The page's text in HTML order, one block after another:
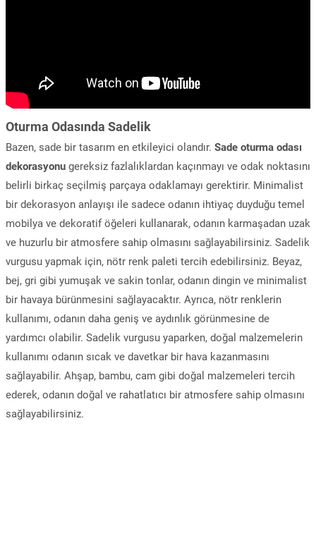
Oturma Odasında Sadelik
Bazen, sade bir tasarım en etkileyici olandır. Sade oturma odası
dekorasyonu gereksiz fazlalıklardan kaçınmayı ve odak noktasını
belirli birkaç seçilmiş parçaya odaklamayı gerektirir. Minimalist
bir dekorasyon anlayışı ile sadece odanın ihtiyaç duyduğu temel
mobilya ve dekoratif öğeleri kullanarak, odanın karmaşadan uzak
ve huzurlu bir atmosfere sahip olmasını sağlayabilirsiniz. Sadelik
vurgusu yapmak için, nötr renk paleti tercih edebilirsiniz. Beyaz,
bej, gri gibi yumuşak ve sakin tonlar, odanın dingin ve minimalist
bir havaya bürünmesini sağlayacaktır. Ayrıca, nötr renklerin
kullanımı, odanın daha geniş ve aydınlık görünmesine de
yardımcı olabilir. Sadelik vurgusu yaparken, doğal malzemelerin
kullanımı odanın sıcak ve davetkar bir hava kazanmasını
sağlayabilir. Ahşap, bambu, cam gibi doğal malzemeleri tercih
ederek, odanın doğal ve rahatlatıcı bir atmosfere sahip olmasını
sağlayabilirsiniz.